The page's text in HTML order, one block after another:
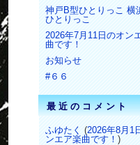
神戸B型ひとりっこ 横
ひとりっこ
2026年7月11日のオン
曲です！
お知らせ
#６６
最近のコメント
ふゆたく (2026年8月1
ンエア楽曲です！ )